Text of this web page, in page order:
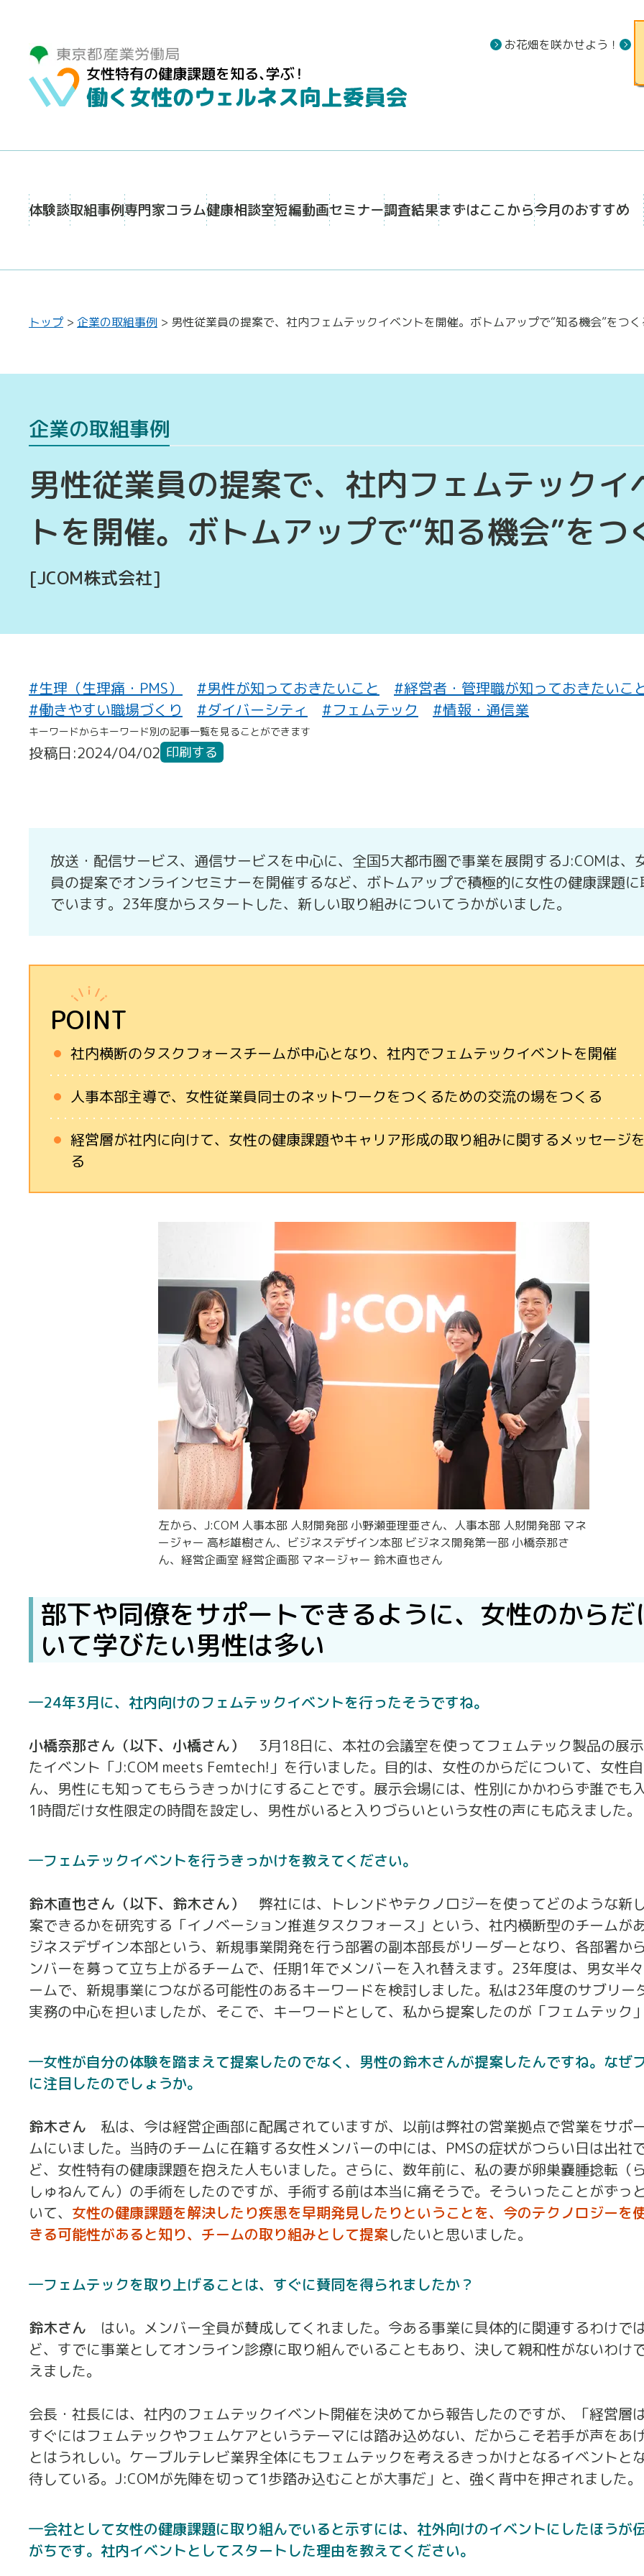
お花畑を咲かせよう！
体験談取組事例専門家コラム健康相談室短編動画セミナー調査結果まずはここから今月のおすすめ
トップ > 企業の取組事例 > 男性従業員の提案で、社内フェムテックイベントを開催。ボトムアップで“知る機会”をつく
企業の取組事例
男性従業員の提案で、社内フェムテックイ
トを開催。ボトムアップで“知る機会”をつ
[JCOM株式会社]
#生理（生理痛・PMS） #男性が知っておきたいこと
#経営者・管理職が知っておきたいこ
#働きやすい職場づくり
#ダイバーシティ #フェムテック #情報・通信業
キーワードからキーワード別の記事一覧を見ることができます
投稿日:2024/04/02 印刷する
放送・配信サービス、通信サービスを中心に、全国5大都市圏で事業を展開するJ:COMは、
員の提案でオンラインセミナーを開催するなど、ボトムアップで積極的に女性の健康課題
でいます。23年度からスタートした、新しい取り組みについてうかがいました。
POINT
社内横断のタスクフォースチームが中心となり、社内でフェムテックイベントを開催
人事本部主導で、女性従業員同士のネットワークをつくるための交流の場をつくる
経営層が社内に向けて、女性の健康課題やキャリア形成の取り組みに関するメッセージ
る
左から、J:COM 人事本部 人財開発部 小野瀬亜理亜さん、人事本部 人財開発部 マネ
ージャー 高杉雄樹さん、ビジネスデザイン本部 ビジネス開発第一部 小橋奈那さ
ん、経営企画室 経営企画部 マネージャー 鈴木直也さん
部下や同僚をサポートできるように、女性のからだ
いて学びたい男性は多い
24年3月に、社内向けのフェムテックイベントを行ったそうですね。
小橋奈那さん（以下、小橋さん）
3月18日に、本社の会議室を使ってフェムテック製品の展
たイベント「J:COM meets Femtech!」を行いました。目的は、女性のからだについて、女性
ん、男性にも知ってもらうきっかけにすることです。展示会場には、性別にかかわらず誰でも
1時間だけ女性限定の時間を設定し、男性がいると入りづらいという女性の声にも応えました。
フェムテックイベントを行うきっかけを教えてください。
鈴木直也さん（以下、鈴木さん）
弊社には、トレンドやテクノロジーを使ってどのような新
案できるかを研究する「イノベーション推進タスクフォース」という、社内横断型のチームが
ジネスデザイン本部という、新規事業開発を行う部署の副本部長がリーダーとなり、各部署か
ンバーを募って立ち上がるチームで、任期1年でメンバーを入れ替えます。23年度は、男女半
ームで、新規事業につながる可能性のあるキーワードを検討しました。私は23年度のサブリー
実務の中心を担いましたが、そこで、キーワードとして、私から提案したのが「フェムテック
女性が自分の体験を踏まえて提案したのでなく、男性の鈴木さんが提案したんですね。なぜ
に注目したのでしょうか。
鈴木さん
私は、今は経営企画部に配属されていますが、以前は弊社の営業拠点で営業をサポ
ムにいました。当時のチームに在籍する女性メンバーの中には、PMSの症状がつらい日は出社
ど、女性特有の健康課題を抱えた人もいました。さらに、数年前に、私の妻が卵巣嚢腫捻転（
しゅねんてん）の手術をしたのですが、手術する前は本当に痛そうで。そういったことがずっ
いて、 女性の健康課題を解決したり疾患を早期発見したりということを、今のテクノロジーを
きる可能性があると知り、チームの取り組みとして提案したいと思いました。
フェムテックを取り上げることは、すぐに賛同を得られましたか？
鈴木さん
はい。メンバー全員が賛成してくれました。今ある事業に具体的に関連するわけで
ど、すでに事業としてオンライン診療に取り組んでいることもあり、決して親和性がないわけ
えました。
会長・社長には、社内のフェムテックイベント開催を決めてから報告したのですが、「経営層
すぐにはフェムテックやフェムケアというテーマには踏み込めない、だからこそ若手が声をあ
とはうれしい。ケーブルテレビ業界全体にもフェムテックを考えるきっかけとなるイベントと
待している。J:COMが先陣を切って1歩踏み込むことが大事だ」と、強く背中を押されました。
会社として女性の健康課題に取り組んでいると示すには、社外向けのイベントにしたほうが
がちです。社内イベントとしてスタートした理由を教えてください。